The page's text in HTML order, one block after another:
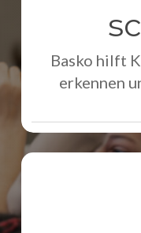
Basko hilft
erkennen